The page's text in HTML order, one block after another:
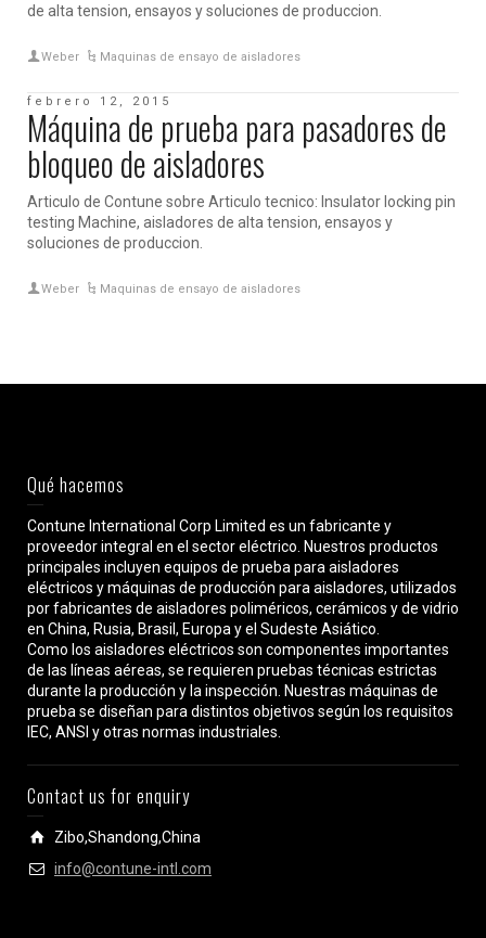
de alta tension, ensayos y soluciones de produccion.
Weber Maquinas de ensayo de aisladores
febrero 12, 2015
Máquina de prueba para pasadores de
bloqueo de aisladores
Articulo de Contune sobre Articulo tecnico: Insulator locking pin
testing Machine, aisladores de alta tension, ensayos y
soluciones de produccion.
Weber Maquinas de ensayo de aisladores
Qué hacemos
Contune International Corp Limited es un fabricante y
proveedor integral en el sector eléctrico. Nuestros productos
principales incluyen equipos de prueba para aisladores
eléctricos y máquinas de producción para aisladores, utilizados
por fabricantes de aisladores poliméricos, cerámicos y de vidrio
en China, Rusia, Brasil, Europa y el Sudeste Asiático.
Como los aisladores eléctricos son componentes importantes
de las líneas aéreas, se requieren pruebas técnicas estrictas
durante la producción y la inspección. Nuestras máquinas de
prueba se diseñan para distintos objetivos según los requisitos
IEC, ANSI y otras normas industriales.
Contact us for enquiry
Zibo,Shandong,China
info@contune-intl.com